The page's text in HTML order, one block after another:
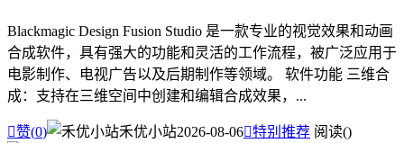
Blackmagic Design Fusion Studio 是一款专业的视觉效果和动画
合成软件，具有强大的功能和灵活的工作流程，被广泛应用于
电影制作、电视广告以及后期制作等领域。 软件功能 三维合
成：支持在三维空间中创建和编辑合成效果，...
赞(0) 禾优小站2026-08-06特别推荐 阅读()